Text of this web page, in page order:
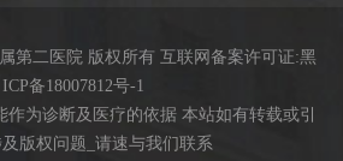
第二医院 版权所有 互联网备案许可证:黑
ICP备18007812号-1
为诊断及医疗的依据 本站如有转载或引
版权问题_请速与我们联系